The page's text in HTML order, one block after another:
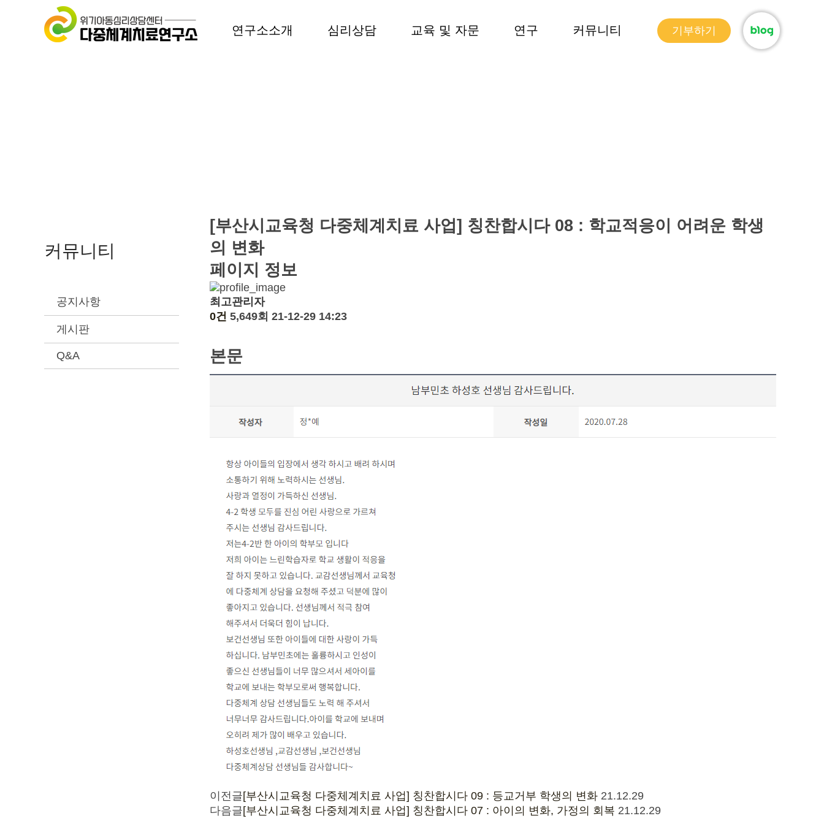
연구소소개 심리상담 교육 및 자문 연구 커뮤니티 기부하기
커뮤니티
공지사항
게시판
Q&A
[부산시교육청 다중체계치료 사업] 칭찬합시다 08 : 학교적응이 어려운 학생
의 변화
페이지 정보
최고관리자
0건 5,649회 21-12-29 14:23
본문
이전글[부산시교육청 다중체계치료 사업] 칭찬합시다 09 : 등교거부 학생의 변화 21.12.29
다음글[부산시교육청 다중체계치료 사업] 칭찬합시다 07 : 아이의 변화, 가정의 회복 21.12.29